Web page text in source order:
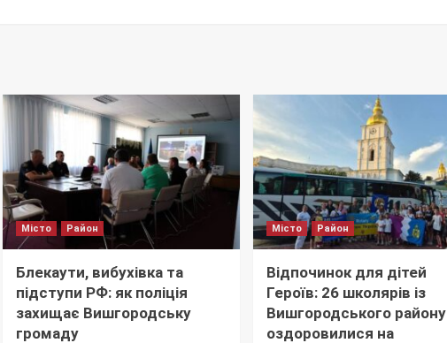
Місто Район
Блекаути, вибухівка та
підступи РФ: як поліція
захищає Вишгородську
громаду
Місто Район
Відпочинок для дітей
Героїв: 26 школярів із
Вишгородського району
оздоровилися на